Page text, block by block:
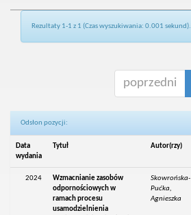
Rezultaty 1-1 z 1 (Czas wyszukiwania: 0.001 sekund).
poprzedni
Odsłon pozycji:
Data
wydania
Tytuł Autor(rzy)
2024
Wzmacnianie zasobów
odpornościowych w
ramach procesu
usamodzielnienia
Skowrońska-
Pućka,
Agnieszka